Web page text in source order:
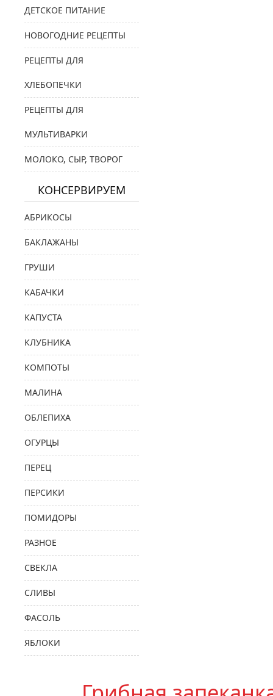
ДЕТСКОЕ ПИТАНИЕ
НОВОГОДНИЕ РЕЦЕПТЫ
РЕЦЕПТЫ ДЛЯ
ХЛЕБОПЕЧКИ
РЕЦЕПТЫ ДЛЯ
МУЛЬТИВАРКИ
МОЛОКО, СЫР, ТВОРОГ
КОНСЕРВИРУЕМ
АБРИКОСЫ
БАКЛАЖАНЫ
ГРУШИ
КАБАЧКИ
КАПУСТА
КЛУБНИКА
КОМПОТЫ
МАЛИНА
ОБЛЕПИХА
ОГУРЦЫ
ПЕРЕЦ
ПЕРСИКИ
ПОМИДОРЫ
РАЗНОЕ
СВЕКЛА
СЛИВЫ
ФАСОЛЬ
ЯБЛОКИ